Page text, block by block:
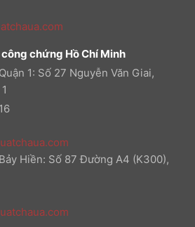
chứng Hồ Chí Minh
1: Số 27 Nguyễn Văn Giai,
Hiền: Số 87 Đường A4 (K300),